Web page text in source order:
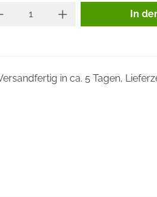
ProduktIn
in ca. 5 Tagen,